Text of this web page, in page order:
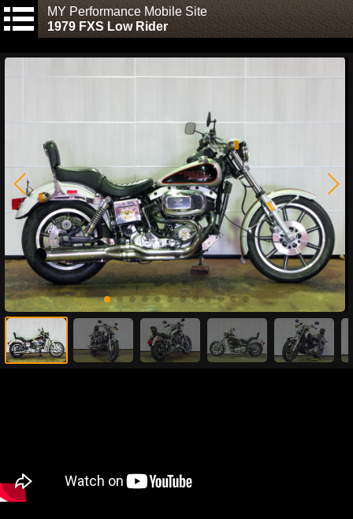
MY Performance Mobile Site
1979 FXS Low Rider